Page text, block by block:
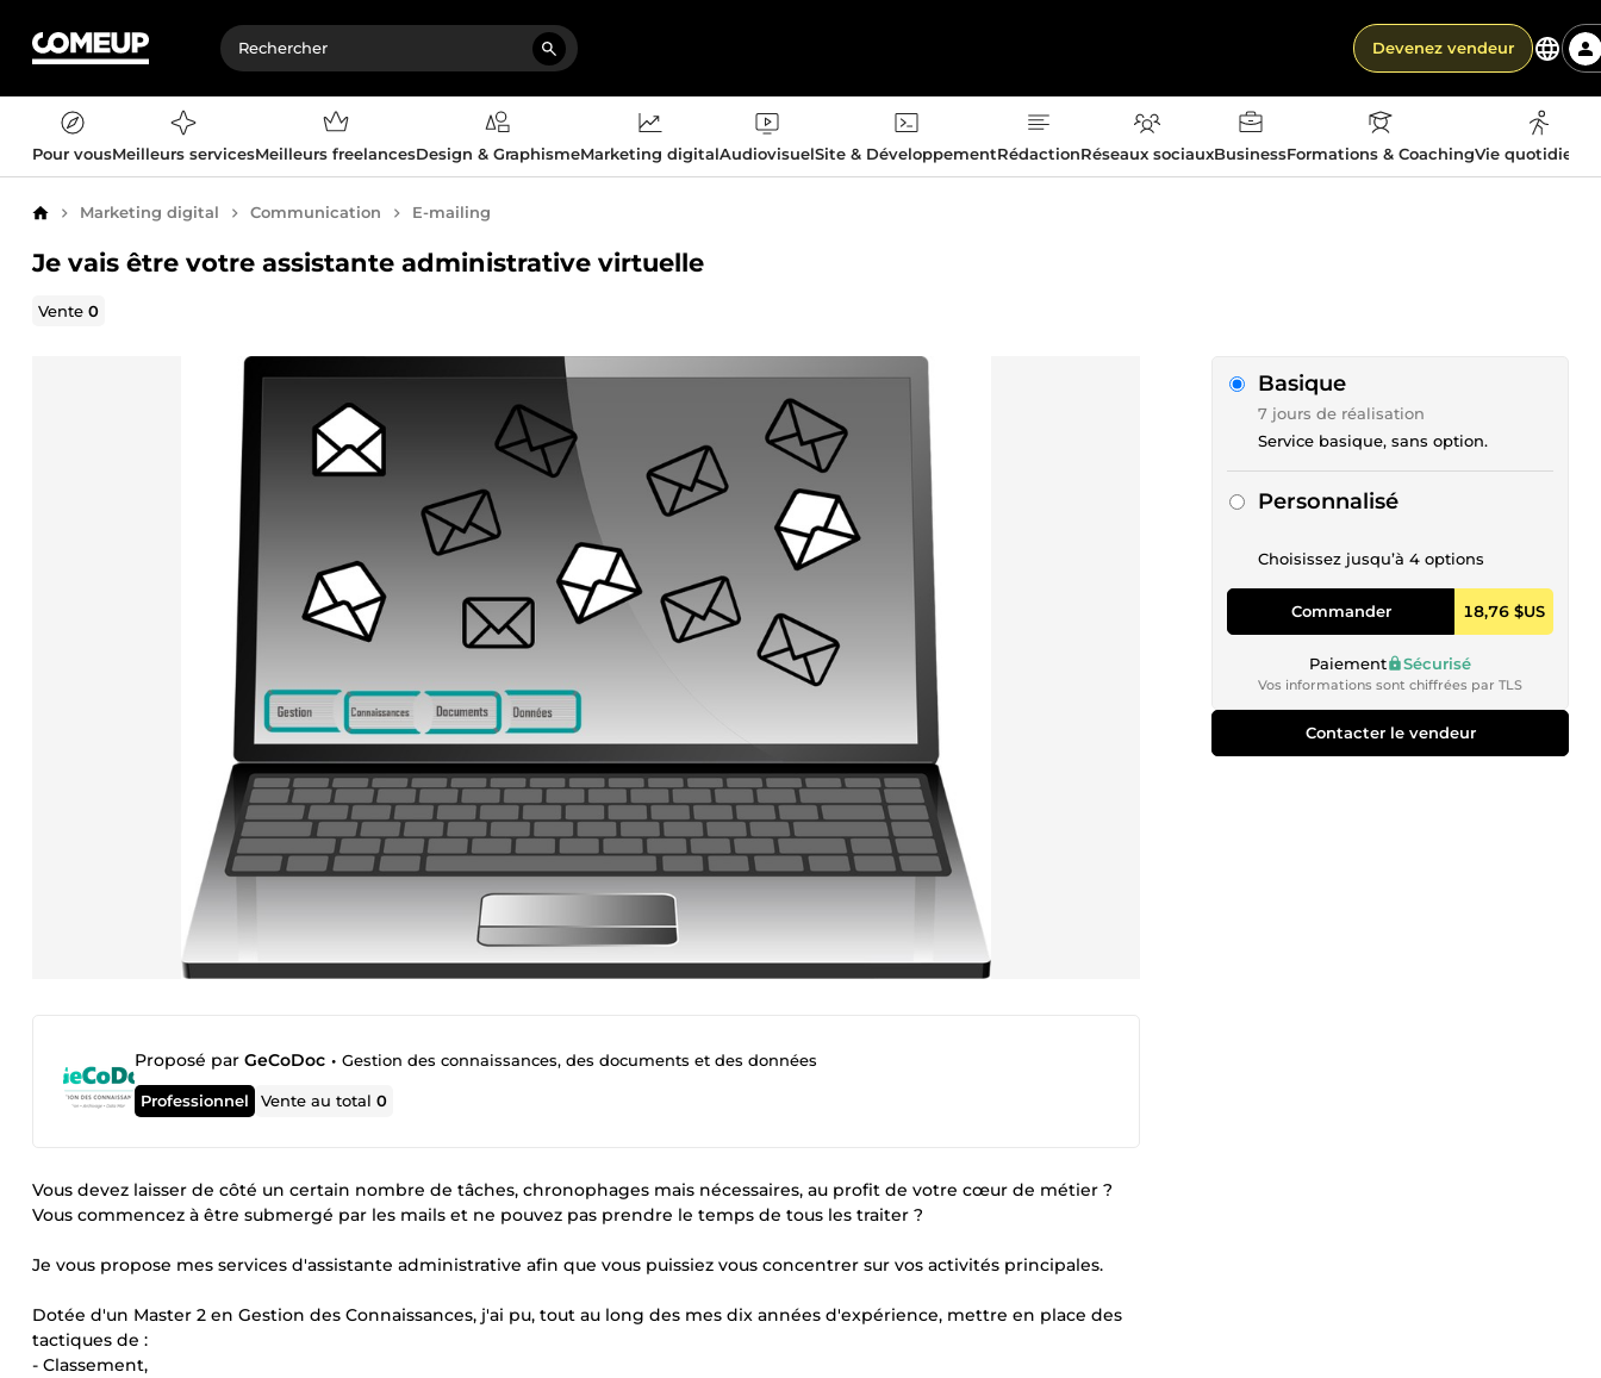
Devenez vendeur
Pour vousMeilleurs servicesMeilleurs freelancesDesign & GraphismeMarketing digitalAudiovisuelSite & DéveloppementRédactionRéseaux sociauxBusinessFormations & CoachingVie
AccueilMarketing digital Communication E-mailing
Je vais être votre assistante administrative virtuelle
Vente0
Proposé par GeCoDoc • Gestion des connaissances, des documents et des données
Professionnel Vente au total0
Vous devez laisser de côté un certain nombre de tâches, chronophages mais nécessaires, au profit de votre cœur de métier ?
Vous commencez à être submergé par les mails et ne pouvez pas prendre le temps de tous les traiter ?
Je vous propose mes services d'assistante administrative afin que vous puissiez vous concentrer sur vos activités principales.
Dotée d'un Master 2 en Gestion des Connaissances, j'ai pu, tout au long des mes dix années d'expérience, mettre en place des
tactiques de :
- Classement,
Basique
7 jours de réalisation
Service basique, sans option.
Personnalisé
Choisissez jusqu’à 4 options
Commander 18,76 $US
Paiement Sécurisé
Vos informations sont chiffrées par TLS
Contacter le vendeur